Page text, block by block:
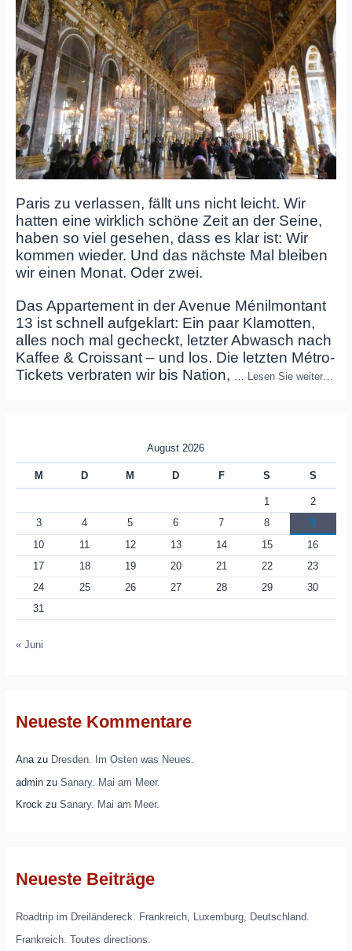
Paris zu verlassen, fällt uns nicht leicht. Wir
hatten eine wirklich schöne Zeit an der Seine,
haben so viel gesehen, dass es klar ist: Wir
kommen wieder. Und das nächste Mal bleiben
wir einen Monat. Oder zwei.
Das Appartement in der Avenue Ménilmontant
13 ist schnell aufgeklart: Ein paar Klamotten,
alles noch mal gecheckt, letzter Abwasch nach
Kaffee & Croissant – und los. Die letzten Métro-
Tickets verbraten wir bis Nation, … Lesen Sie weiter…
August 2026
M D M D F S S
1
2
3
4 5 6 7 8
9
10
11 12 13 14 15
16
17
18 19 20 21 22
23
24
25 26 27 28 29
30
31
« Juni
Neueste Kommentare
Anazu Dresden. Im Osten was Neues.
adminzu Sanary. Mai am Meer.
Krockzu Sanary. Mai am Meer.
Neueste Beiträge
Roadtrip im Dreiländereck. Frankreich, Luxemburg, Deutschland.
Frankreich. Toutes directions.